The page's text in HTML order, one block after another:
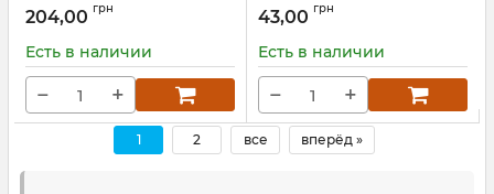
204,00 грн
Есть в наличии
− +
43,00 грн
Есть в наличии
− +
1 2 все вперёд »